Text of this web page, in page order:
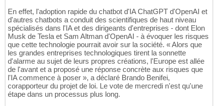
En effet, l'adoption rapide du chatbot d'IA ChatGPT d'OpenAI et
d'autres chatbots a conduit des scientifiques de haut niveau
spécialisés dans l'IA et des dirigeants d'entreprises - dont Elon
Musk de Tesla et Sam Altman d'OpenAI - à évoquer les risques
que cette technologie pourrait avoir sur la société. « Alors que
les grandes entreprises technologiques tirent la sonnette
d'alarme au sujet de leurs propres créations, l'Europe est allée
de l'avant et a proposé une réponse concrète aux risques que
l'IA commence à poser », a déclaré Brando Benifei,
corapporteur du projet de loi. Le vote de mercredi n'est qu'une
étape dans un processus plus long.